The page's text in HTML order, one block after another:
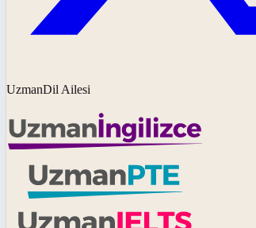
UzmanDil Ailesi